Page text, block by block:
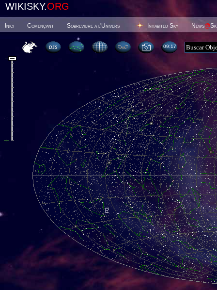
WIKISKY.ORG
Inici Començant Sobreviure a l'Univers Inhabited Sky News@
09 17